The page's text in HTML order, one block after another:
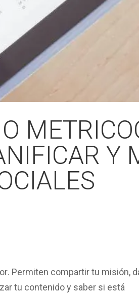
Y
. Permiten compartir tu misión,
tu contenido y saber si está